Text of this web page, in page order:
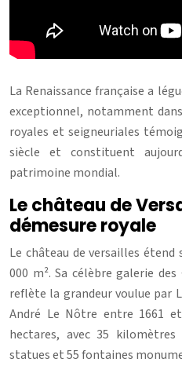
La Renaissance française a
exceptionnel, notamment
royales et seigneuriales
siècle et constituent
patrimoine mondial.
Le château de
démesure royale
Le château de versailles étend
000 m². Sa célèbre galerie
reflète la grandeur voulue par
André Le Nôtre entre 1661
hectares, avec 35 kilomètres
statues et 55 fontaines